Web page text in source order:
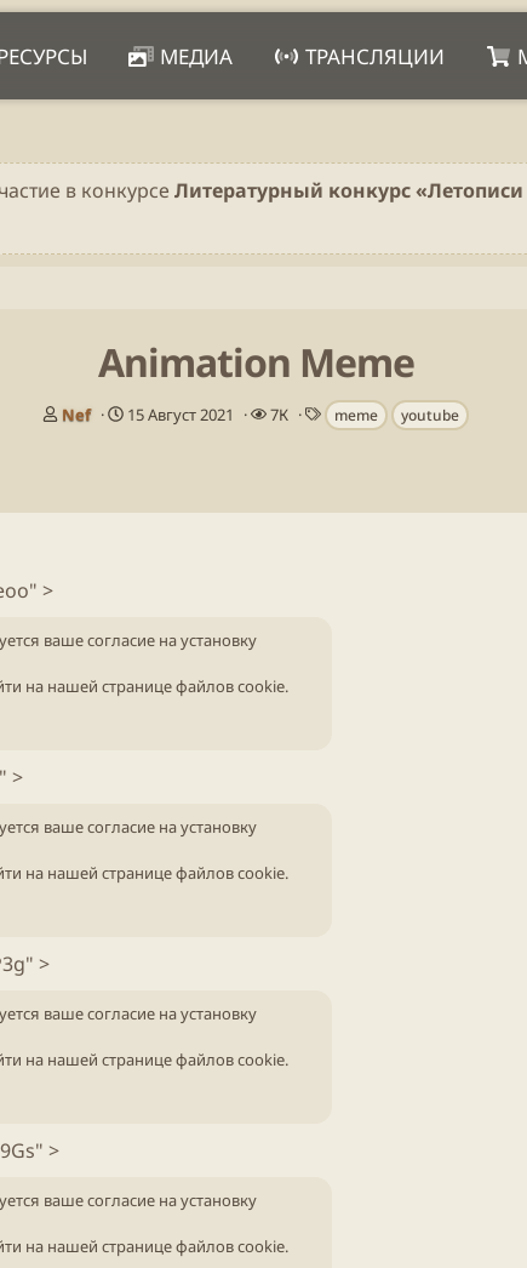
МЕДИА ТРАНСЛЯЦИИ
в конкурсе Литературный конкурс
Animation Meme
А
Nef
Д15 Август 2021
П
7К
Т
е
meme youtube
>
ваше согласие на установку
на нашей странице файлов cookie.
>
ваше согласие на установку
на нашей странице файлов cookie.
>
ваше согласие на установку
на нашей странице файлов cookie.
>
ваше согласие на установку
на нашей странице файлов cookie.